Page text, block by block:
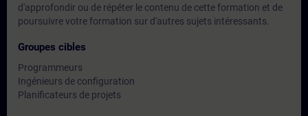
d'approfondir ou de répéter le contenu de cette formation et de
poursuivre votre formation sur d'autres sujets intéressants.
Groupes cibles
Programmeurs
Ingénieurs de configuration
Planificateurs de projets